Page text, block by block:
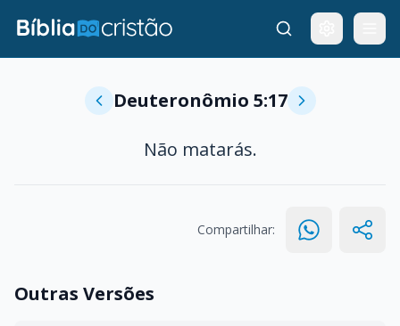
Deuteronômio 5:17
Não matarás.
Compartilhar:
Outras Versões